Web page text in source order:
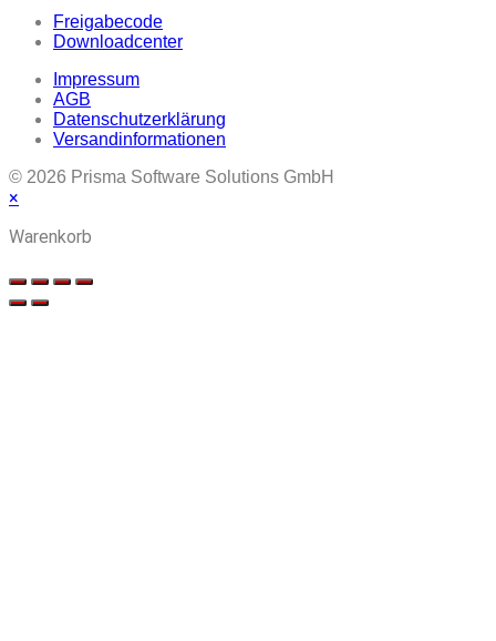
Freigabecode
Downloadcenter
Impressum
AGB
Datenschutzerklärung
Versandinformationen
© 2026 Prisma Software Solutions GmbH
×
Warenkorb